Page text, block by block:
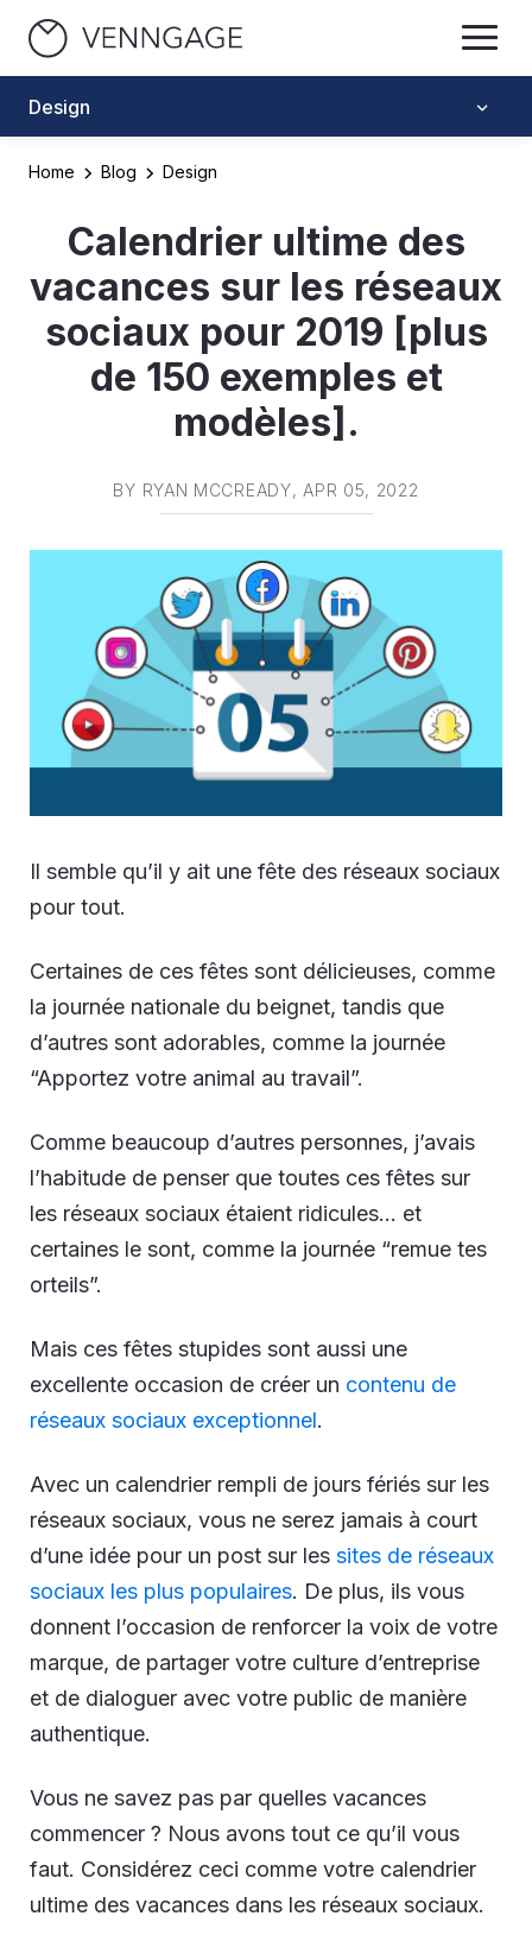
Design
Home Blog Design
Calendrier ultime des
vacances sur les réseaux
sociaux pour 2019 [plus
de 150 exemples et
modèles].
BY RYAN MCCREADY, APR 05, 2022
Il semble qu’il y ait une fête des réseaux sociaux
pour tout.
Certaines de ces fêtes sont délicieuses, comme
la journée nationale du beignet, tandis que
d’autres sont adorables, comme la journée
“Apportez votre animal au travail”.
Comme beaucoup d’autres personnes, j’avais
l’habitude de penser que toutes ces fêtes sur
les réseaux sociaux étaient ridicules… et
certaines le sont, comme la journée “remue tes
orteils”.
Mais ces fêtes stupides sont aussi une
excellente occasion de créer un contenu de
réseaux sociaux exceptionnel.
Avec un calendrier rempli de jours fériés sur les
réseaux sociaux, vous ne serez jamais à court
d’une idée pour un post sur les sites de réseaux
sociaux les plus populaires. De plus, ils vous
donnent l’occasion de renforcer la voix de votre
marque, de partager votre culture d’entreprise
et de dialoguer avec votre public de manière
authentique.
Vous ne savez pas par quelles vacances
commencer ? Nous avons tout ce qu’il vous
faut. Considérez ceci comme votre calendrier
ultime des vacances dans les réseaux sociaux.